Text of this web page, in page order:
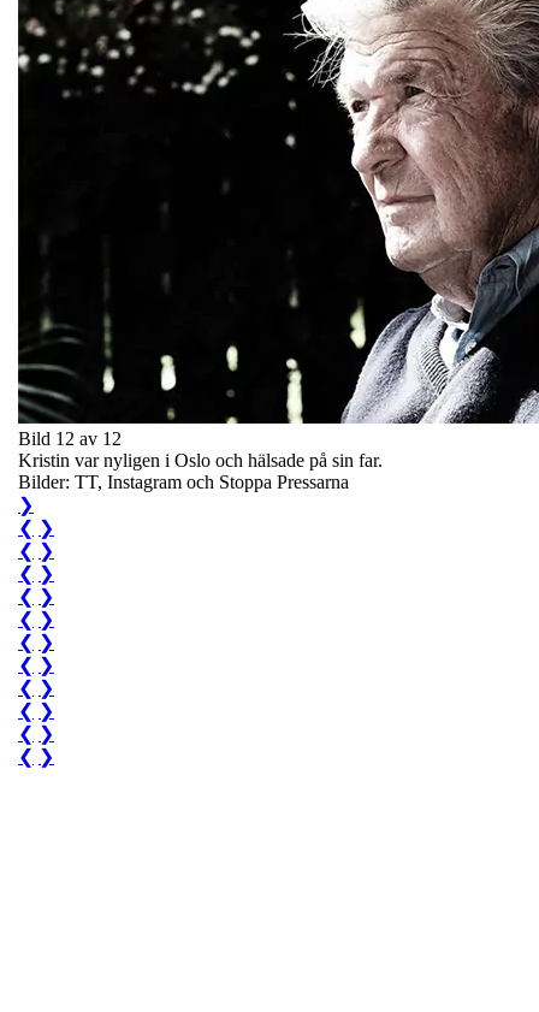
Bild 12 av 12
Kristin var nyligen i Oslo och hälsade på sin far.
Bilder: TT, Instagram och Stoppa Pressarna
❯
❮ ❯
❮ ❯
❮ ❯
❮ ❯
❮ ❯
❮ ❯
❮ ❯
❮ ❯
❮ ❯
❮ ❯
❮ ❯